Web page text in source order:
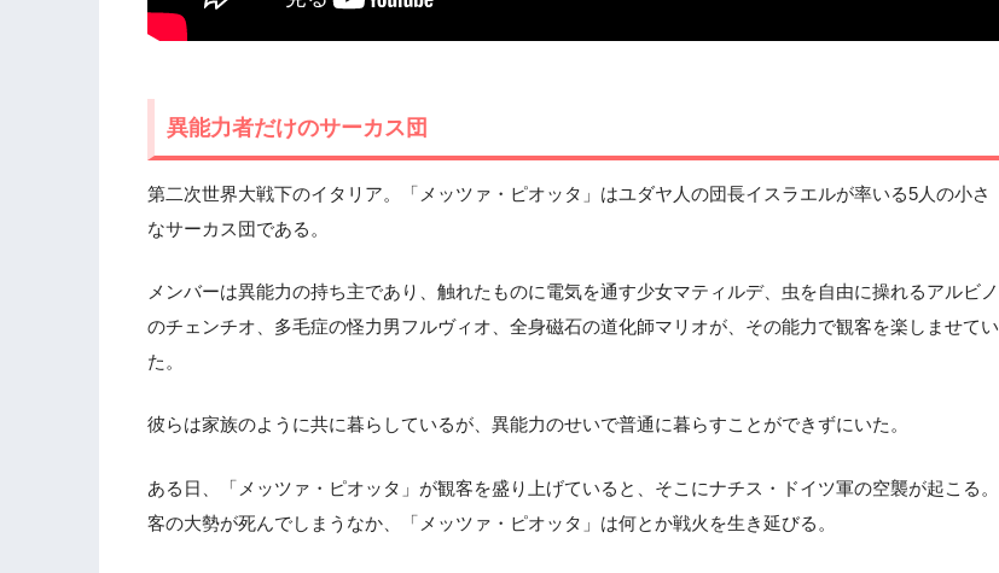
異能力者だけのサーカス団
第二次世界大戦下のイタリア。「メッツァ・ピオッタ」はユダヤ人の団長イスラエルが率いる5人の小さ
なサーカス団である。
メンバーは異能力の持ち主であり、触れたものに電気を通す少女マティルデ、虫を自由に操れるアルビノ
のチェンチオ、多毛症の怪力男フルヴィオ、全身磁石の道化師マリオが、その能力で観客を楽しませてい
た。
彼らは家族のように共に暮らしているが、異能力のせいで普通に暮らすことができずにいた。
ある日、「メッツァ・ピオッタ」が観客を盛り上げていると、そこにナチス・ドイツ軍の空襲が起こる。
客の大勢が死んでしまうなか、「メッツァ・ピオッタ」は何とか戦火を生き延びる。